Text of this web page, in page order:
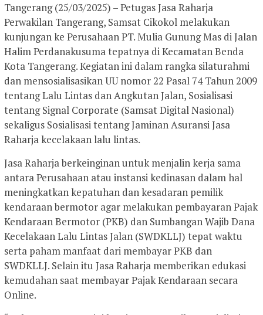
Tangerang (25/03/2025) – Petugas Jasa Raharja
Perwakilan Tangerang, Samsat Cikokol melakukan
kunjungan ke Perusahaan PT. Mulia Gunung Mas di Jalan
Halim Perdanakusuma tepatnya di Kecamatan Benda
Kota Tangerang. Kegiatan ini dalam rangka silaturahmi
dan mensosialisasikan UU nomor 22 Pasal 74 Tahun 2009
tentang Lalu Lintas dan Angkutan Jalan, Sosialisasi
tentang Signal Corporate (Samsat Digital Nasional)
sekaligus Sosialisasi tentang Jaminan Asuransi Jasa
Raharja kecelakaan lalu lintas.
Jasa Raharja berkeinginan untuk menjalin kerja sama
antara Perusahaan atau instansi kedinasan dalam hal
meningkatkan kepatuhan dan kesadaran pemilik
kendaraan bermotor agar melakukan pembayaran Pajak
Kendaraan Bermotor (PKB) dan Sumbangan Wajib Dana
Kecelakaan Lalu Lintas Jalan (SWDKLLJ) tepat waktu
serta paham manfaat dari membayar PKB dan
SWDKLLJ. Selain itu Jasa Raharja memberikan edukasi
kemudahan saat membayar Pajak Kendaraan secara
Online.